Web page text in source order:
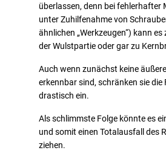
überlassen, denn bei fehlerhafter
unter Zuhilfenahme von
ähnlichen „Werkzeugen“) kann
der Wulstpartie oder gar zu
Auch wenn zunächst keine
erkennbar sind, schränken sie die
drastisch ein.
Als schlimmste Folge könnte es
und somit einen Totalausfall des
ziehen.